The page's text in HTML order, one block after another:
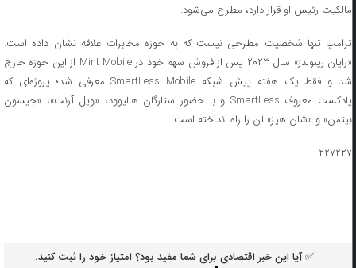
مالکیت رئیس او قرار دارد، مطرح می‌شود.
ترامپ تنها شخصیت مطرحی نیست که به حوزه مخابرات علاقه نشان داده است.
«رایان رینولدز» سال ۲۰۲۳ پس از فروش سهم خود در Mint Mobile از این حوزه خارج
شد و فقط یک هفته پیش شبکه SmartLess Mobile معرفی شد؛ پروژه‌ای که
پادکست معروف SmartLess و با حضور ستارگان هالیوود، «ویل آرنت»، «جیسون
بیتمن» و «شان هیز» آن را راه‌ انداخته است.
۲۲۷۲۲۷
✅ آیا این خبر اقتصادی برای شما مفید بود؟ امتیاز خود را ثبت کنید.